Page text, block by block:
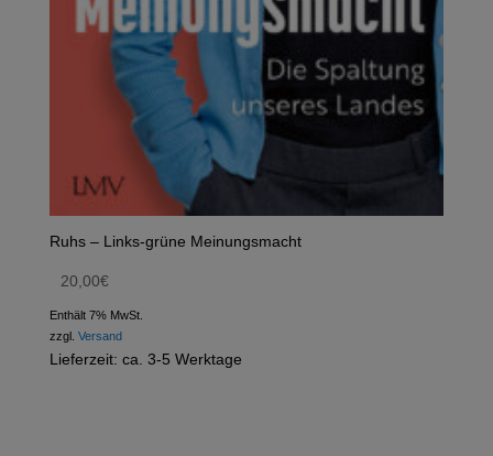
Ruhs – Links-grüne Meinungsmacht
20,00€
Enthält 7% MwSt.
zzgl. Versand
Lieferzeit: ca. 3-5 Werktage